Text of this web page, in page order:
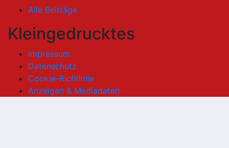
Alle Beiträge
Kleingedrucktes
Impressum
Datenschutz
Cookie-Richtlinie
Anzeigen & Mediadaten